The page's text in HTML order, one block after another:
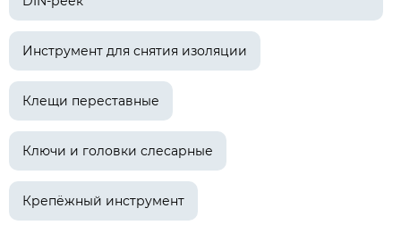
Инструмент для снятия изоляции
Клещи переставные
Ключи и головки слесарные
Крепёжный инструмент